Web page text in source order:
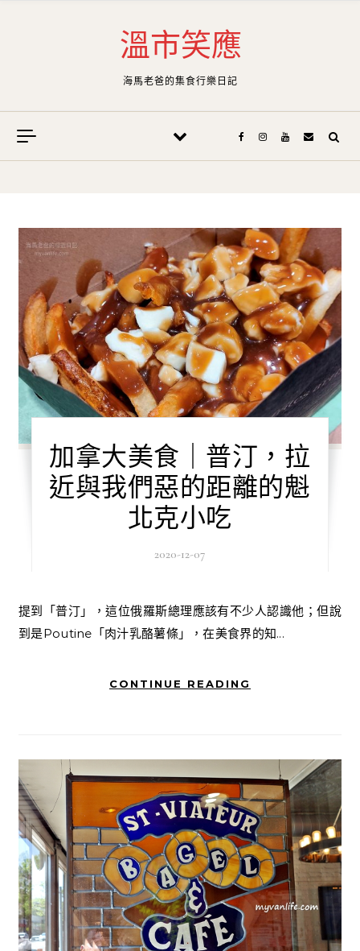
溫市笑應
海馬老爸的集食行樂日記
加拿大美食｜普汀，拉
近與我們惡的距離的魁
北克小吃
2020-12-07
提到「普汀」，這位俄羅斯總理應該有不少人認識他；但說
到是Poutine「肉汁乳酪薯條」，在美食界的知...
CONTINUE READING